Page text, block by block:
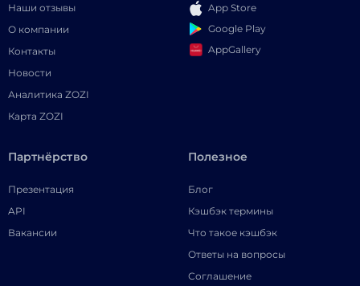
Наши отзывы
О компании
Контакты
Новости
Аналитика ZOZI
Карта ZOZI
App Store
Google Play
AppGallery
Партнёрство
Презентация
API
Вакансии
Полезное
Блог
Кэшбэк термины
Что такое кэшбэк
Ответы на вопросы
Соглашение